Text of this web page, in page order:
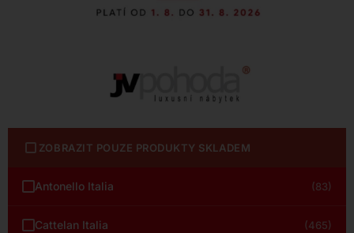
ZOBRAZIT POUZE PRODUKTY SKLADEM
Antonello Italia (83)
Cattelan Italia (465)